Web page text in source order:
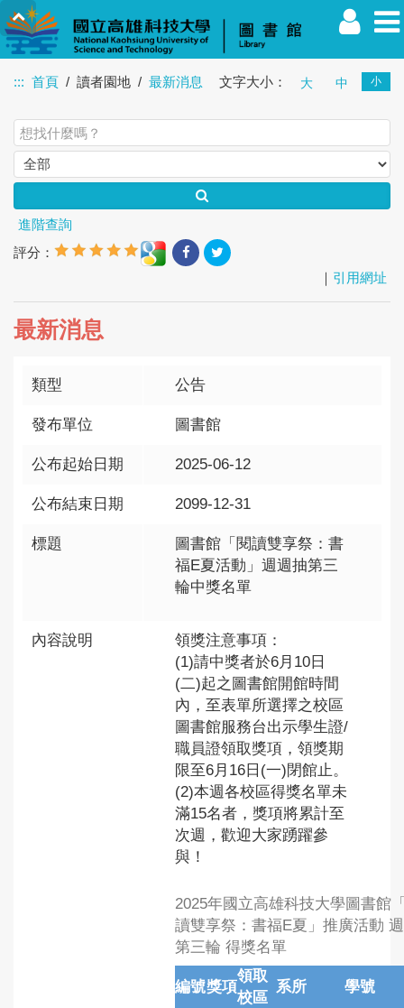
教職員 學生 校友 其他 訪客
::: 首頁 讀者園地 最新消息 文字大小： 大 中 小
進階查詢
評分：
｜ 引用網址
最新消息
類型 公告
發布單位 圖書館
公布起始日期 2025-06-12
公布結束日期 2099-12-31
標題
圖書館「閱讀雙享祭：書
福E夏活動」週週抽第三
輪中獎名單
內容說明
領獎注意事項：
(1)請中獎者於6月10日
(二)起之圖書館開館時間
內，至表單所選擇之校區
圖書館服務台出示學生證/
職員證領取獎項，領獎期
限至6月16日(一)閉館止。
(2)本週各校區得獎名單未
滿15名者，獎項將累計至
次週，歡迎大家踴躍參
與！
2025年國立高雄科技大學圖書館
讀雙享祭：書福E夏」推廣活動
第三輪 得獎名單
編號獎項
領取
校區
系所 學號